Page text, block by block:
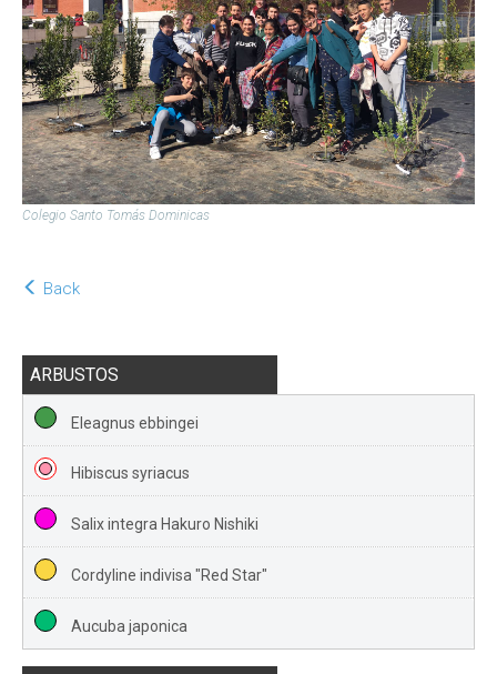
Colegio Santo Tomás Dominicas
Back
ARBUSTOS
Eleagnus ebbingei
Hibiscus syriacus
Salix integra Hakuro Nishiki
Cordyline indivisa "Red Star"
Aucuba japonica